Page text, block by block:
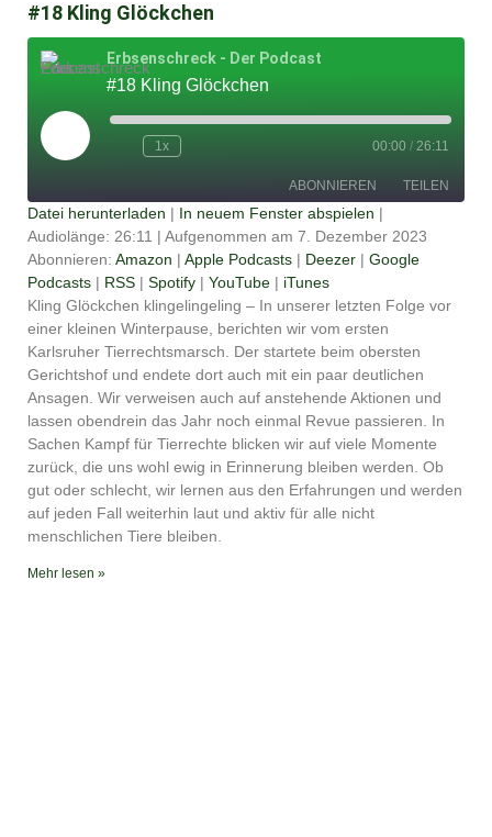
#18 Kling Glöckchen
Erbsenschreck - Der Podcast
#18 Kling Glöckchen
Play
Episode
1x 00:00 / 26:11
ABONNIEREN TEILEN
Amazon
Deezer Google Podcasts
RSS Spotify
YouTube iTunes
RSS FEED
TEILEN
LINK
EMBED
Datei herunterladen | In neuem Fenster abspielen |
Audiolänge: 26:11 | Aufgenommen am 7. Dezember 2023
Abonnieren: Amazon | Apple Podcasts | Deezer | Google
Podcasts | RSS | Spotify | YouTube | iTunes
Kling Glöckchen klingelingeling – In unserer letzten Folge vor
einer kleinen Winterpause, berichten wir vom ersten
Karlsruher Tierrechtsmarsch. Der startete beim obersten
Gerichtshof und endete dort auch mit ein paar deutlichen
Ansagen. Wir verweisen auch auf anstehende Aktionen und
lassen obendrein das Jahr noch einmal Revue passieren. In
Sachen Kampf für Tierrechte blicken wir auf viele Momente
zurück, die uns wohl ewig in Erinnerung bleiben werden. Ob
gut oder schlecht, wir lernen aus den Erfahrungen und werden
auf jeden Fall weiterhin laut und aktiv für alle nicht
menschlichen Tiere bleiben.
Mehr lesen »